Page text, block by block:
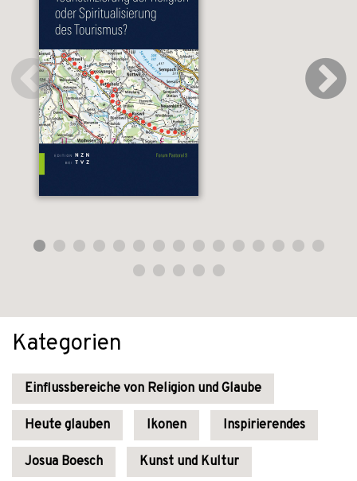
Kategorien
Einflussbereiche von Religion und Glaube
Heute glauben Ikonen Inspirierendes
Josua Boesch Kunst und Kultur